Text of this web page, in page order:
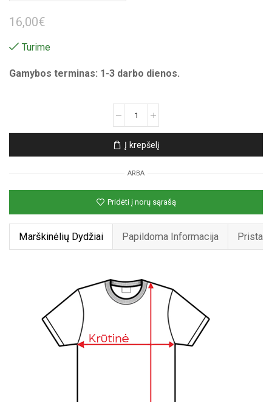
16,00€
Turime
Gamybos terminas: 1-3 darbo dienos.
Unisex
marškinėliai
spauda
„Misteris
katinas“
Į krepšelį
ARBA
Pridėti į norų sąrašą
Marškinėlių Dydžiai Papildoma Informacija